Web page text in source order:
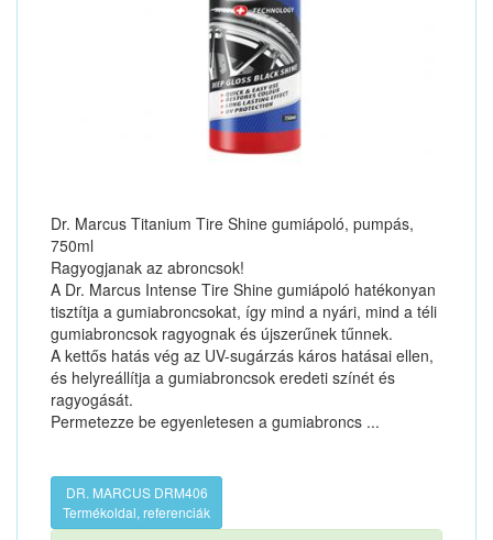
Dr. Marcus Titanium Tire Shine gumiápoló, pumpás,
750ml
Ragyogjanak az abroncsok!
A Dr. Marcus Intense Tire Shine gumiápoló hatékonyan
tisztítja a gumiabroncsokat, így mind a nyári, mind a téli
gumiabroncsok ragyognak és újszerűnek tűnnek.
A kettős hatás vég az UV-sugárzás káros hatásai ellen,
és helyreállítja a gumiabroncsok eredeti színét és
ragyogását.
Permetezze be egyenletesen a gumiabroncs ...
DR. MARCUS DRM406
Termékoldal, referenciák